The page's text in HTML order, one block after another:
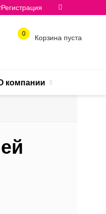
Регистрация
0 Корзина пуста
компании